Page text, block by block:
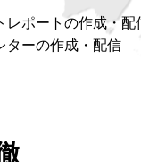
ポートの作成・配
ーの作成・配信